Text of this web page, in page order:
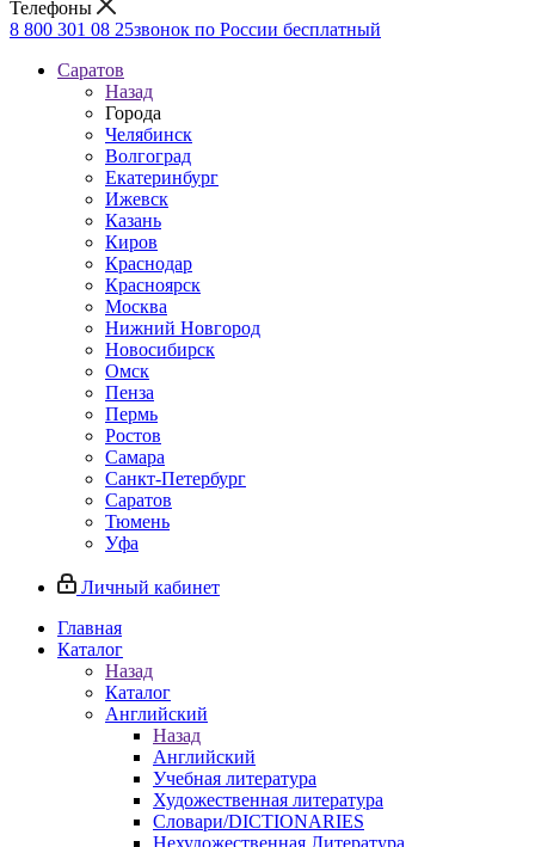
Телефоны
8 800 301 08 25звонок по России бесплатный
Саратов
Назад
Города
Челябинск
Волгоград
Екатеринбург
Ижевск
Казань
Киров
Краснодар
Красноярск
Москва
Нижний Новгород
Новосибирск
Омск
Пенза
Пермь
Ростов
Самара
Санкт-Петербург
Саратов
Тюмень
Уфа
Личный кабинет
Главная
Каталог
Назад
Каталог
Английский
Назад
Английский
Учебная литература
Художественная литература
Словари/DICTIONARIES
Нехудожественная Литература